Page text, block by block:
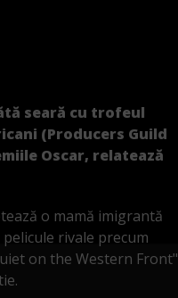
seară cu trofeul
(Producers Guild
Oscar, relatează
o mamă imigrantă
rivale precum
on the Western Front"